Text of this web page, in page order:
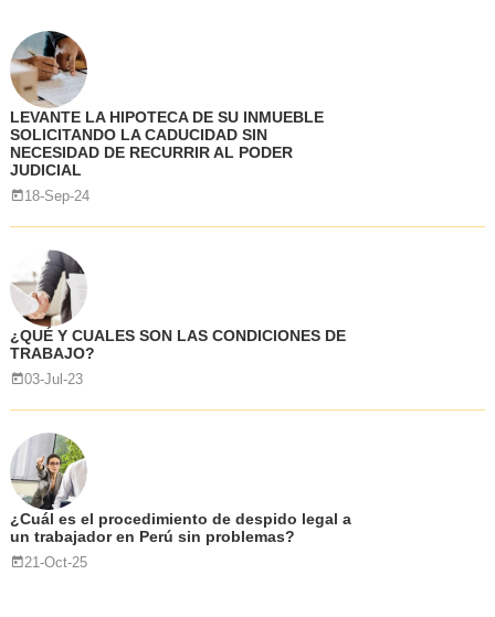
LEVANTE LA HIPOTECA DE SU INMUEBLE
SOLICITANDO LA CADUCIDAD SIN
NECESIDAD DE RECURRIR AL PODER
JUDICIAL
18-Sep-24
¿QUÉ Y CUALES SON LAS CONDICIONES DE
TRABAJO?
03-Jul-23
¿Cuál es el procedimiento de despido legal a
un trabajador en Perú sin problemas?
21-Oct-25